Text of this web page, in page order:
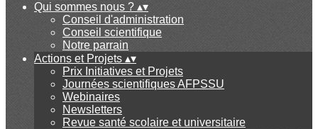
Qui sommes nous ? ▴▾
Conseil d'administration
Conseil scientifique
Notre parrain
Actions et Projets ▴▾
Prix Initiatives et Projets
Journées scientifiques AFPSSU
Webinaires
Newsletters
Revue santé scolaire et universitaire